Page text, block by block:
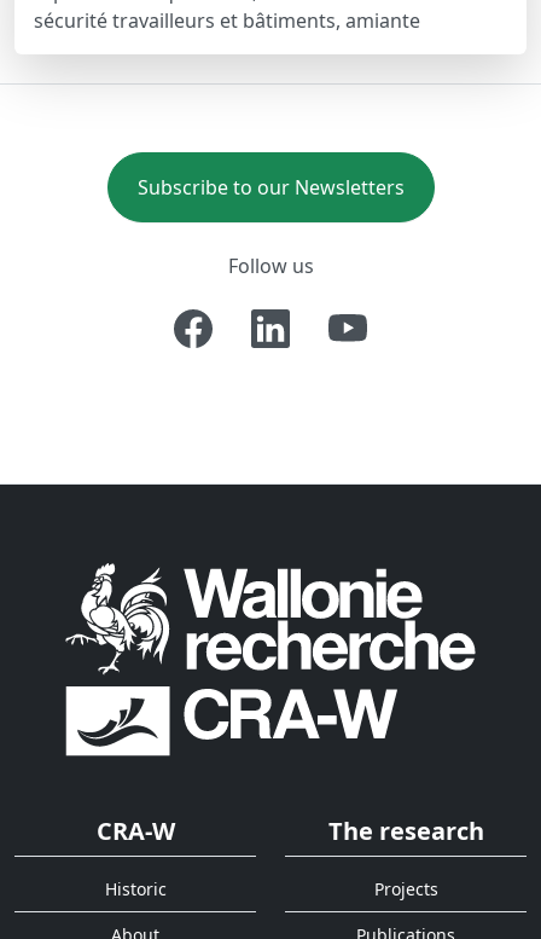
sécurité travailleurs et bâtiments, amiante
Subscribe to our Newsletters
Follow us
CRA-W
Historic
The research
Projects